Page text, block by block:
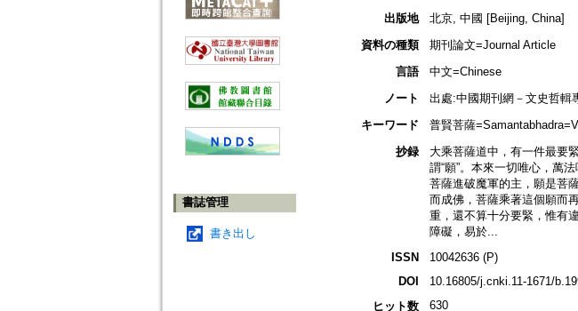
書誌管理
書き出し
出版地
北京, 中國 [Beijing, China]
資料の種類
期刊論文=Journal Article
言語
中文=Chinese
ノート
出處:中國期刊網－文史哲輯
キーワード
普賢菩薩
抄録
大乘菩薩道中，有一件最要
謂“願”。本來一切唯心，萬
菩薩進破魔軍的主，願是菩
而成佛，菩薩乘著這個願而
重，還不算十分要緊，惟有
障礙，易於...
ISSN
10042636 (P)
DOI
10.16805/j.cnki.11-1671/
ヒット数
630